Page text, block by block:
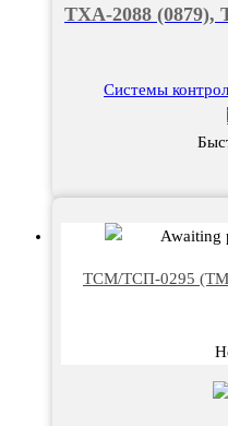
ТХА-2088 (0879),
Системы
ТСМ/ТСП-0295